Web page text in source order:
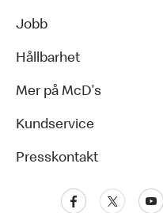
Jobb
Hållbarhet
Mer på McD's
Kundservice
Presskontakt